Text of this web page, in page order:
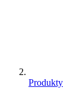
Produkty